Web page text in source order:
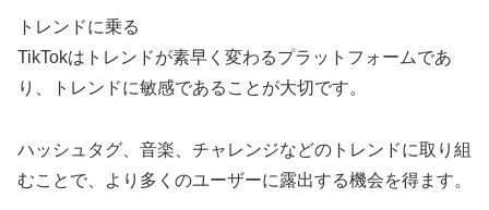
トレンドに乗る
TikTokはトレンドが素早く変わるプラットフォームであ
り、トレンドに敏感であることが大切です。
ハッシュタグ、音楽、チャレンジなどのトレンドに取り組
むことで、より多くのユーザーに露出する機会を得ます。